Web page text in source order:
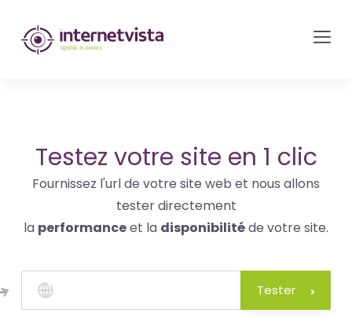
internetvista
monitoring
site
web
et
de
services
internet-
Uptime
is
Testez votre site en 1 clic
Fournissez l'url de votre site web et nous allons
tester directement
la performanceet la disponibilitéde votre site.
Tester